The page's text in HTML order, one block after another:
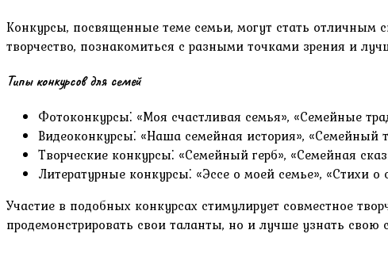
Конкурсы, посвященные теме семьи, могут стать отличным
творчество, познакомиться с разными точками зрения и
Типы конкурсов для семей
Фотоконкурсы⁚ «Моя счастливая семья», «Семейные
Видеоконкурсы⁚ «Наша семейная история», «Семейный
Творческие конкурсы⁚ «Семейный герб», «Семейная
Литературные конкурсы⁚ «Эссе о моей семье», «Стихи
Участие в подобных конкурсах стимулирует совместное
продемонстрировать свои таланты, но и лучше узнать свою